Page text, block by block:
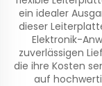
ein idealer
dieser
Elektronik-
zuverlässigen
die ihre Kosten
auf